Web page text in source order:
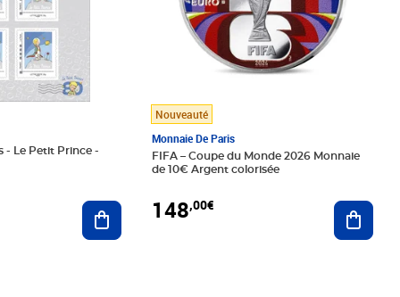
- Le Petit Prince -
Ajouter au panier
Nouveauté
Monnaie De Paris
FIFA – Coupe du Monde 2026 Monnaie
de 10€ Argent colorisée
148,00€